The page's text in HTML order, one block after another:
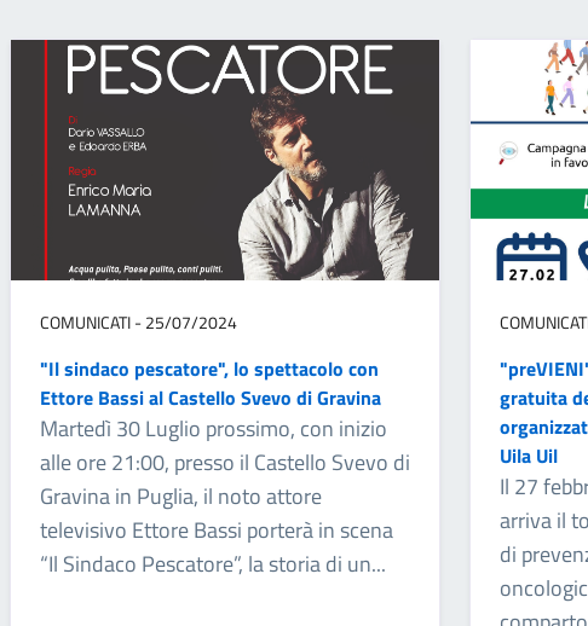
COMUNICATI - 25/07/2024
"Il sindaco pescatore", lo spettacolo con
Ettore Bassi al Castello Svevo di Gravina
Martedì 30 Luglio prossimo, con inizio
alle ore 21:00, presso il Castello Svevo di
Gravina in Puglia, il noto attore
televisivo Ettore Bassi porterà in scena
“Il Sindaco Pescatore”, la storia di un...
gratuita
Uila Uil
Il 27
arriva il
di